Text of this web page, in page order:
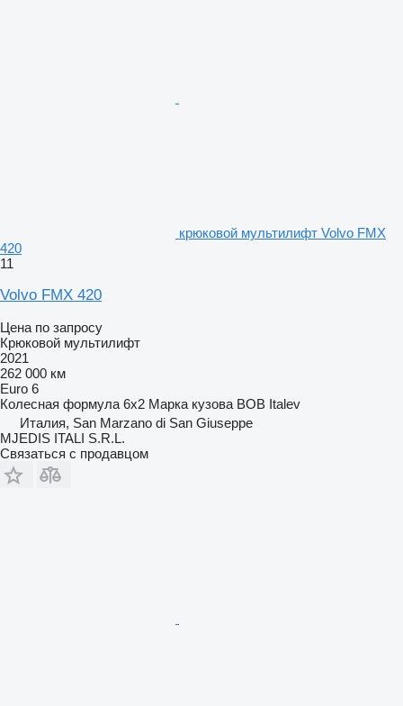
крюковой мультилифт Volvo FMX
420
11
Volvo FMX 420
Цена по запросу
Крюковой мультилифт
2021
262 000 км
Euro 6
Колесная формула 6x2 Марка кузова BOB Italev
Италия, San Marzano di San Giuseppe
MJEDIS ITALI S.R.L.
Связаться с продавцом